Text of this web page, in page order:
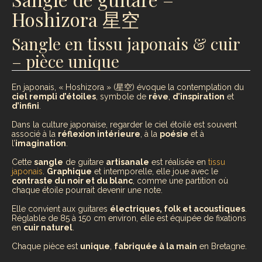
Hoshizora 星空
Sangle en tissu japonais & cuir
– pièce unique
En japonais, « Hoshizora » (星空) évoque la contemplation du
ciel rempli d’étoiles, symbole de rêve, d’inspiration et
d’infini.
Dans la culture japonaise, regarder le ciel étoilé est souvent
associé à la réflexion intérieure, à la poésie et à
l’imagination.
Cette sangle de guitare artisanale est réalisée en tissu
japonais. Graphique et intemporelle, elle joue avec le
contraste du noir et du blanc, comme une partition où
chaque étoile pourrait devenir une note.
Elle convient aux guitares électriques, folk et acoustiques.
Réglable de 85 à 150 cm environ, elle est équipée de fixations
en cuir naturel.
Chaque pièce est unique, fabriquée à la main en Bretagne.